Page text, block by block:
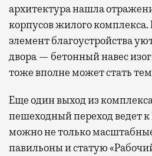
архитектура нашла
корпусов жилого
элемент благоустройства
двора — бетонный навес
тоже вполне может стать
Еще один выход из
пешеходный переход ведет
можно не только
павильоны и статую